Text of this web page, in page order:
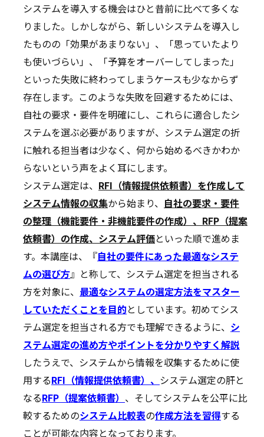
システムを導入する機会はひと昔前に比べて多くな
りました。しかしながら、新しいシステムを導入し
たものの「効果があまりない」、「思っていたより
も使いづらい」、「予算をオーバーしてしまった」
といった失敗に終わってしまうケースも少なからず
存在します。このような失敗を回避するためには、
自社の要求・要件を明確にし、これらに適合したシ
ステムを選ぶ必要がありますが、システム選定の折
に触れる担当者は少なく、何から始めるべきかわか
らないという声をよく耳にします。
システム選定は、 RFI（情報提供依頼書）を作成して
システム情報の収集から始まり、 自社の要求・要件
の整理（機能要件・非機能要件の作成）、RFP（提案
依頼書）の作成、システム評価といった順で進めま
す。本講座は、『自社の要件にあった最適なシステ
ムの選び方』と称して、システム選定を担当される
方を対象に、 最適なシステムの選定方法をマスター
していただくことを目的としています。初めてシス
テム選定を担当される方でも理解できるように、 シ
ステム選定の進め方やポイントを分かりやすく解説
したうえで、システムから情報を収集するために使
用するRFI（情報提供依頼書）、 システム選定の肝と
なるRFP（提案依頼書） 、そしてシステムを公平に比
較するためのシステム比較表の作成方法を習得する
ことが可能な内容となっております。